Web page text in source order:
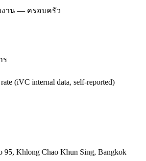
าน — ครอบครัว
ร
(iVC internal data, self-reported)
95, Khlong Chao Khun Sing, Bangkok